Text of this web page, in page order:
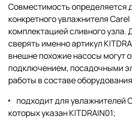
Совместимость определяется
конкретного увлажнителя
комплектацией сливного
сверять именно артикул
внешне похожие насосы могут
подключением, посадочными
работы в составе
подходит для увлажнителей
которых указан KITDRAIN01;